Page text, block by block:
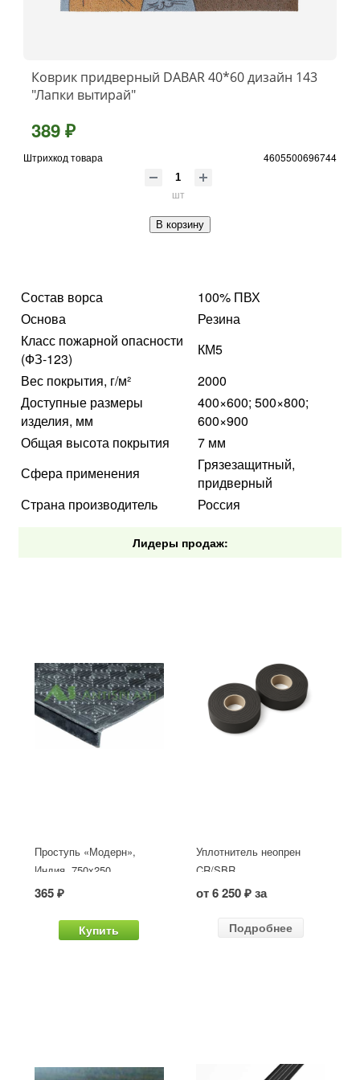
Коврик придверный DABAR 40*60 дизайн 143
"Лапки вытирай"
389 ₽
Штрихкод товара 4605500696744
шт
В корзину
Состав ворса
100% ПВХ
Основа
Резина
Класс пожарной опасности
(ФЗ-123)
КМ5
Вес покрытия, г/м²
2000
Доступные размеры
изделия, мм
400×600; 500×800;
600×900
Общая высота покрытия
7 мм
Сфера применения
Грязезащитный,
придверный
Страна производитель
Россия
Лидеры продаж:
Проступь «Модерн»,
Индия, 750x250
365 ₽
Купить
Уплотнитель неопрен
CR/SBR
от 6 250 ₽ за
Подробнее